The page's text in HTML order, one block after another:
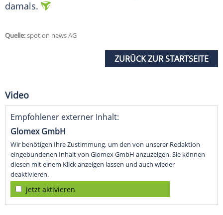
damals.
Quelle:spot on news AG
ZURÜCK ZUR STARTSEITE
Video
Empfohlener externer Inhalt:
Glomex GmbH
Wir benötigen Ihre Zustimmung, um den von unserer Redaktion
eingebundenen Inhalt von Glomex GmbH anzuzeigen. Sie können
diesen mit einem Klick anzeigen lassen und auch wieder
deaktivieren.
jetzt aktivieren